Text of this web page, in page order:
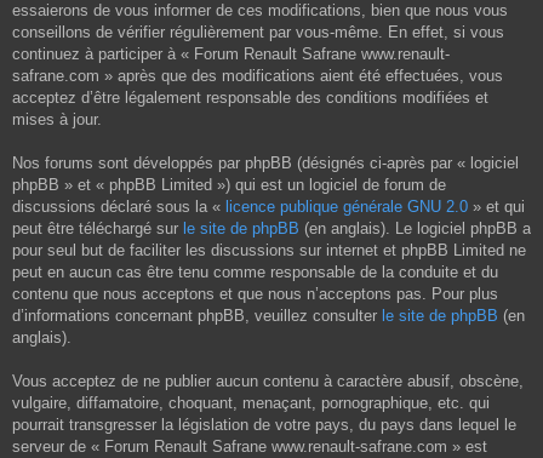
essaierons de vous informer de ces modifications, bien que nous vous
conseillons de vérifier régulièrement par vous-même. En effet, si vous
continuez à participer à « Forum Renault Safrane www.renault-
safrane.com » après que des modifications aient été effectuées, vous
acceptez d’être légalement responsable des conditions modifiées et
mises à jour.
Nos forums sont développés par phpBB (désignés ci-après par « logiciel
phpBB » et « phpBB Limited ») qui est un logiciel de forum de
discussions déclaré sous la « licence publique générale GNU 2.0 » et qui
peut être téléchargé sur le site de phpBB (en anglais). Le logiciel phpBB a
pour seul but de faciliter les discussions sur internet et phpBB Limited ne
peut en aucun cas être tenu comme responsable de la conduite et du
contenu que nous acceptons et que nous n’acceptons pas. Pour plus
d’informations concernant phpBB, veuillez consulter le site de phpBB (en
anglais).
Vous acceptez de ne publier aucun contenu à caractère abusif, obscène,
vulgaire, diffamatoire, choquant, menaçant, pornographique, etc. qui
pourrait transgresser la législation de votre pays, du pays dans lequel le
serveur de « Forum Renault Safrane www.renault-safrane.com » est